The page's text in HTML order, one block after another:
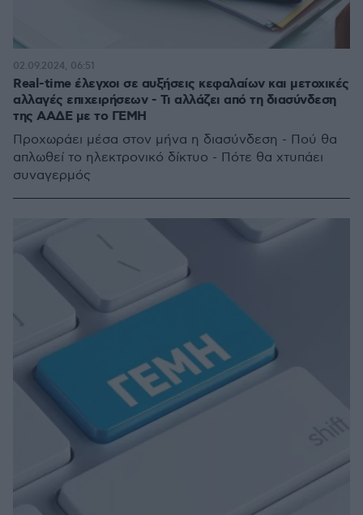
Real-time έλεγχοι σε αυξήσεις κεφαλαίων και μετοχικές
αλλαγές επιχειρήσεων - Τι αλλάζει από τη διασύνδεση
της ΑΑΔΕ με το ΓΕΜΗ
Προχωράει μέσα στον μήνα η διασύνδεση - Πού θα
απλωθεί το ηλεκτρονικό δίκτυο - Πότε θα χτυπάει
συναγερμός
02.09.2024, 06:51